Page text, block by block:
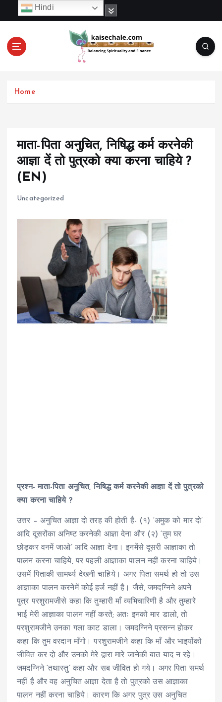
c
Home
माता-पिता अनुचित, निषिद्ध कर्म करनेकी
आज्ञा दें तो पुत्रको क्या करना चाहिये ?
(EN)
Uncategorized
प्रश्न- माता-पिता अनुचित, निषिद्ध कर्म करनेकी आज्ञा दें तो पुत्रको
क्या करना चाहिये ?
उत्तर – अनुचित आज्ञा दो तरह की होती है- (१) ‘अमुक को मार दो’
आदि दूसरोंका अनिष्ट करनेकी आज्ञा देना और (२) ‘तुम घर
छोड़कर वनमें जाओ’ आदि आज्ञा देना। इनमेंसे दूसरी आज्ञाका तो
पालन करना चाहिये, पर पहली आज्ञाका पालन नहीं करना चाहिये।
उसमें पिताकी सामर्थ्य देखनी चाहिये। अगर पिता समर्थ हो तो उस
आज्ञाका पालन करनेमें कोई हर्ज नहीं है। जैसे, जमदग्निने अपने
पुत्र परशुरामजीसे कहा कि तुम्हारी माँ व्यभिचारिणी है और तुम्हारे
भाई मेरी आज्ञाका पालन नहीं करते; अतः इनको मार डालो, तो
परशुरामजीने उनका गला काट डाला। जमदग्निने प्रसन्न होकर
कहा कि तुम वरदान माँगो। परशुरामजीने कहा कि माँ और भाइयोंको
जीवित कर दो और उनको मेरे द्वारा मारे जानेकी बात याद न रहे।
जमदग्निने ‘तथास्तु’ कहा और सब जीवित हो गये। अगर पिता समर्थ
नहीं है और वह अनुचित आज्ञा देता है तो पुत्रको उस आज्ञाका
पालन नहीं करना चाहिये। कारण कि अगर पुत्र उस अनुचित
Hindi